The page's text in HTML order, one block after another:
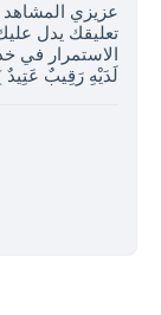
عزيزي المشاهد
تعليقك يدل
الاستمرار في
لَدَيْهِ رَقِيبٌ عَتِيدٌ